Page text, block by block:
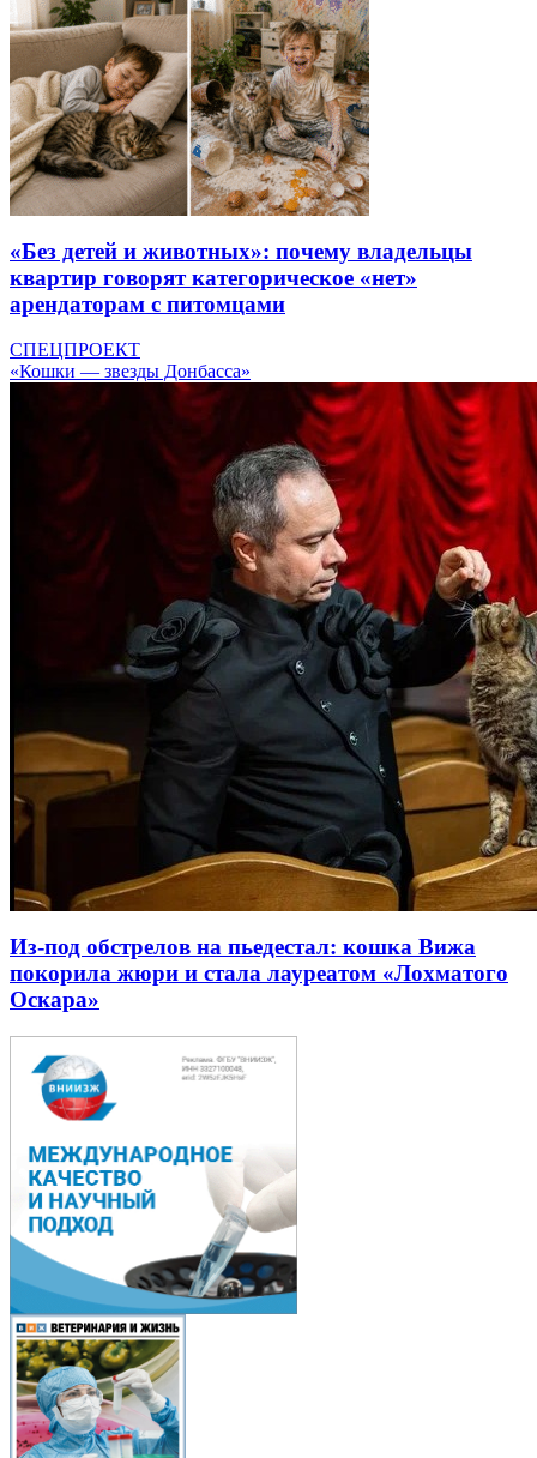
«Без детей и животных»: почему владельцы
квартир говорят категорическое «нет»
арендаторам с питомцами
СПЕЦПРОЕКТ
«Кошки — звезды Донбасса»
Из-под обстрелов на пьедестал: кошка Вижа
покорила жюри и стала лауреатом «Лохматого
Оскара»